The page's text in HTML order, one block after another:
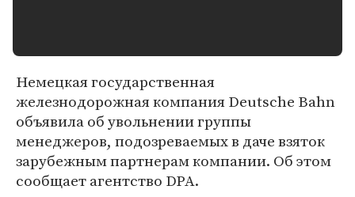
Немецкая государственная
железнодорожная компания Deutsche Bahn
объявила об увольнении группы
менеджеров, подозреваемых в даче взяток
зарубежным партнерам компании. Об этом
сообщает агентство DPA.